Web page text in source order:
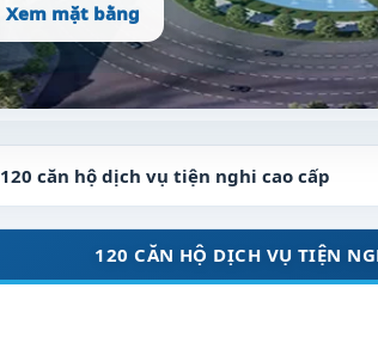
Xem mặt bằng
120 căn hộ dịch vụ tiện nghi cao cấp
120 CĂN HỘ DỊCH VỤ TIỆN